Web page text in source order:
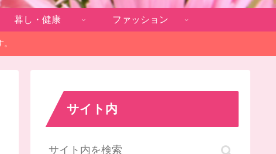
暮し・健康 ファッション
サイト内